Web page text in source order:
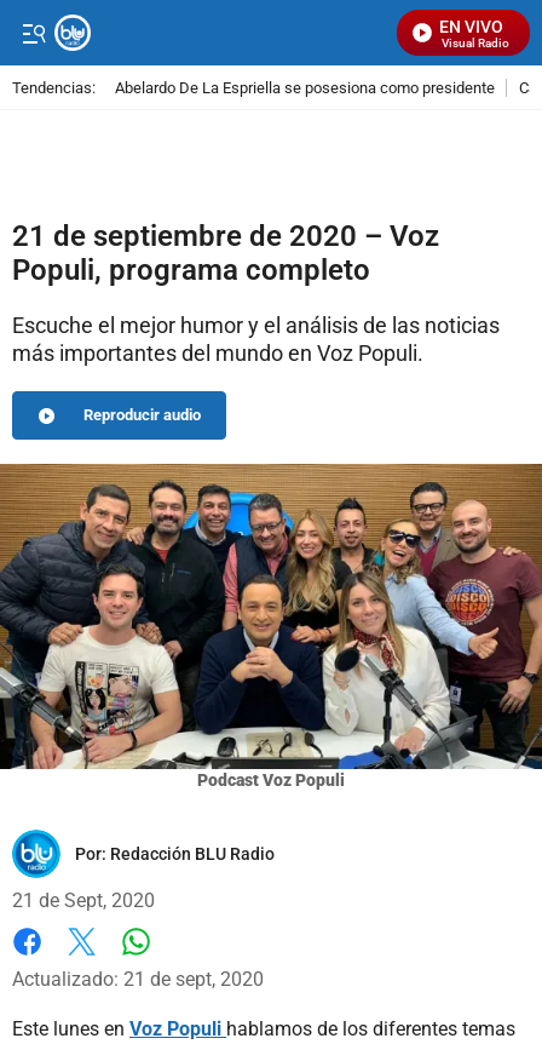
EN VIVO
Señal Visual Radio
Tendencias: Abelardo De La Espriella se posesiona como presidente
21 de septiembre de 2020 – Voz
Populi, programa completo
Escuche el mejor humor y el análisis de las noticias
más importantes del mundo en Voz Populi.
Reproducir audio
Podcast Voz Populi
Por: Redacción BLU Radio
21 de Sept, 2020
Facebook
X
Actualizado: 21 de sept, 2020
Este lunes en Voz Populi hablamos de los diferentes temas